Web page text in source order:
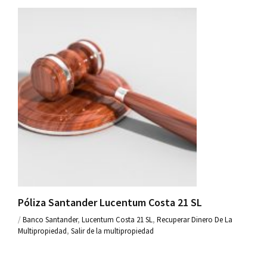
Póliza Santander Lucentum Costa 21 SL
/Banco Santander, Lucentum Costa 21 SL, Recuperar Dinero De La
Multipropiedad, Salir de la multipropiedad